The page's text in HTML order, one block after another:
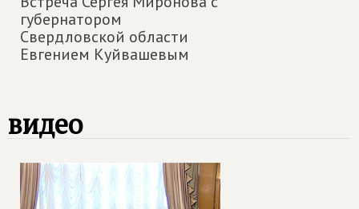
губернатором
Свердловской области
Евгением Куйвашевым
видео